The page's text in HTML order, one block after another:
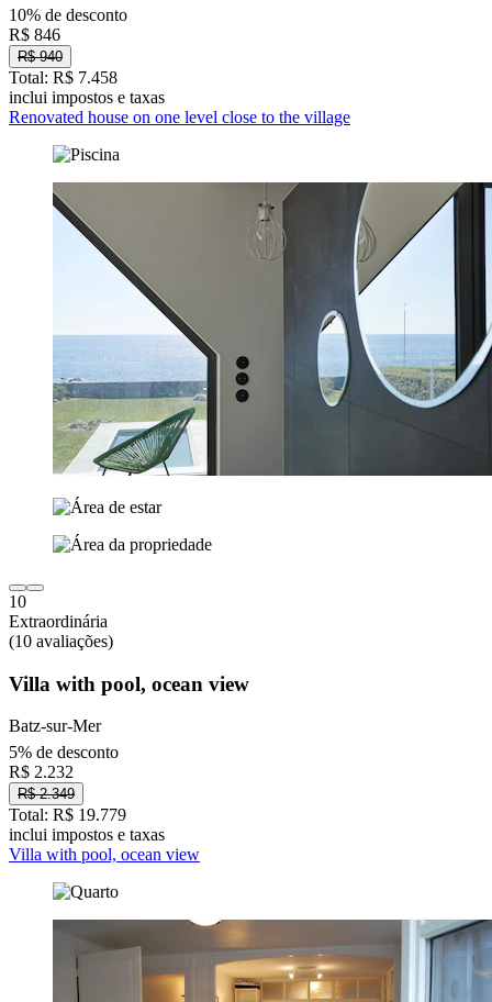
10% de desconto
R$ 846
R$ 940
Total: R$ 7.458
inclui impostos e taxas
Renovated house on one level close to the village
10
Extraordinária
(10 avaliações)
Villa with pool, ocean view
Batz-sur-Mer
5% de desconto
R$ 2.232
R$ 2.349
Total: R$ 19.779
inclui impostos e taxas
Villa with pool, ocean view